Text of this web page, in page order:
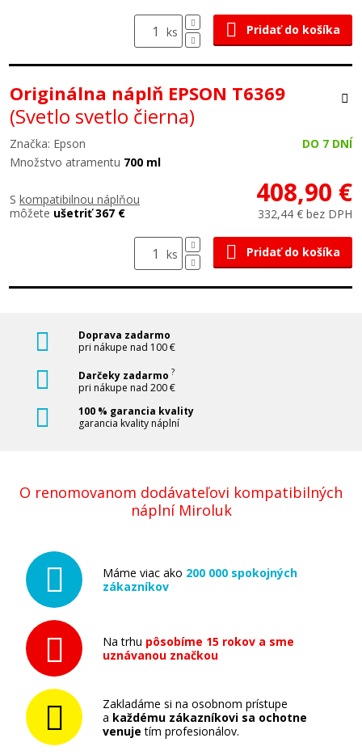
ks Pridať do košíka
Originálna náplň EPSON T6369
(Svetlo svetlo čierna)
Značka: Epson
DO 7 DNÍ
Množstvo atramentu 700 ml
S kompatibilnou náplňou
môžete ušetriť 367 €
408,90 €
332,44 € bez DPH
ks Pridať do košíka
Doprava zadarmo
pri nákupe nad 100 €
Darčeky zadarmo ?
pri nákupe nad 200 €
100 % garancia kvality
garancia kvality náplní
O renomovanom dodávateľovi kompatibilných
náplní Miroluk
Máme viac ako 200 000 spokojných
zákazníkov
Na trhu pôsobíme 15 rokov a sme
uznávanou značkou
Zakladáme si na osobnom prístupe
a každému zákazníkovi sa ochotne
venuje tím profesionálov.